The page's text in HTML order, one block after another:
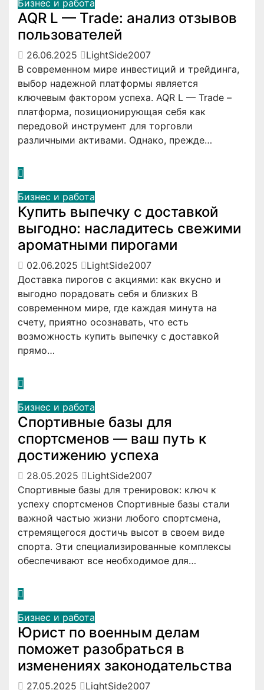
Бизнес и работа
AQR L — Trade: анализ отзывов
пользователей
26.06.2025
LightSide2007
В современном мире инвестиций и трейдинга,
выбор надежной платформы является
ключевым фактором успеха. AQR L — Trade –
платформа, позиционирующая себя как
передовой инструмент для торговли
различными активами. Однако, прежде…
Бизнес и работа
Купить выпечку с доставкой
выгодно: насладитесь свежими
ароматными пирогами
02.06.2025
LightSide2007
Доставка пирогов с акциями: как вкусно и
выгодно порадовать себя и близких В
современном мире, где каждая минута на
счету, приятно осознавать, что есть
возможность купить выпечку с доставкой
прямо…
Бизнес и работа
Спортивные базы для
спортсменов — ваш путь к
достижению успеха
28.05.2025
LightSide2007
Спортивные базы для тренировок: ключ к
успеху спортсменов Спортивные базы стали
важной частью жизни любого спортсмена,
стремящегося достичь высот в своем виде
спорта. Эти специализированные комплексы
обеспечивают все необходимое для…
Бизнес и работа
Юрист по военным делам
поможет разобраться в
изменениях законодательства
27.05.2025
LightSide2007